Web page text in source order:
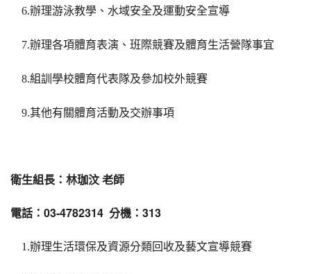
6.辦理游泳教學、水域安全及運動安全宣導
7.辦理各項體育表演、班際競賽及體育生活營隊事宜
8.組訓學校體育代表隊及參加校外競賽
9.其他有關體育活動及交辦事項
衛生組長：林珈汶 老師
電話：03-4782314 分機：313
1.辦理生活環保及資源分類回收及藝文宣導競賽